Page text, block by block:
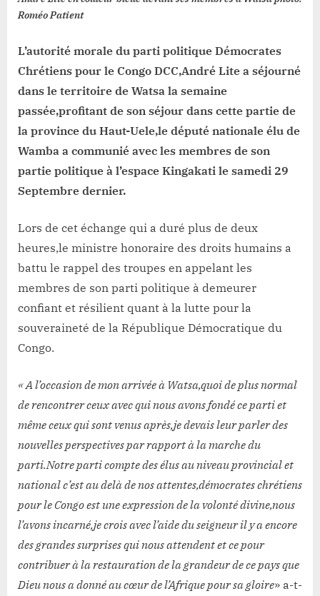
Roméo Patient
L’autorité morale du parti politique Démocrates
Chrétiens pour le Congo DCC,André Lite a séjourné
dans le territoire de Watsa la semaine
passée,profitant de son séjour dans cette partie de
la province du Haut-Uele,le député nationale élu de
Wamba a communié avec les membres de son
partie politique à l’espace Kingakati le samedi 29
Septembre dernier.
Lors de cet échange qui a duré plus de deux
heures,le ministre honoraire des droits humains a
battu le rappel des troupes en appelant les
membres de son parti politique à demeurer
confiant et résilient quant à la lutte pour la
souveraineté de la République Démocratique du
Congo.
« A l’occasion de mon arrivée à Watsa,quoi de plus normal
de rencontrer ceux avec qui nous avons fondé ce parti et
même ceux qui sont venus après,je devais leur parler des
nouvelles perspectives par rapport à la marche du
parti.Notre parti compte des élus au niveau provincial et
national c’est au delà de nos attentes,démocrates chrétiens
pour le Congo est une expression de la volonté divine,nous
l’avons incarné,je crois avec l’aide du seigneur il y a encore
des grandes surprises qui nous attendent et ce pour
contribuer à la restauration de la grandeur de ce pays que
Dieu nous a donné au cœur de l’Afrique pour sa gloire» a-t-